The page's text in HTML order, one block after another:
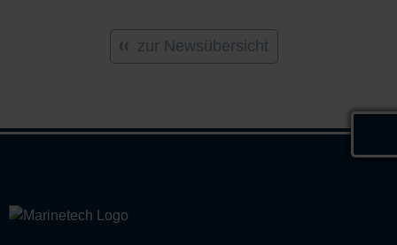
zur Newsübersicht